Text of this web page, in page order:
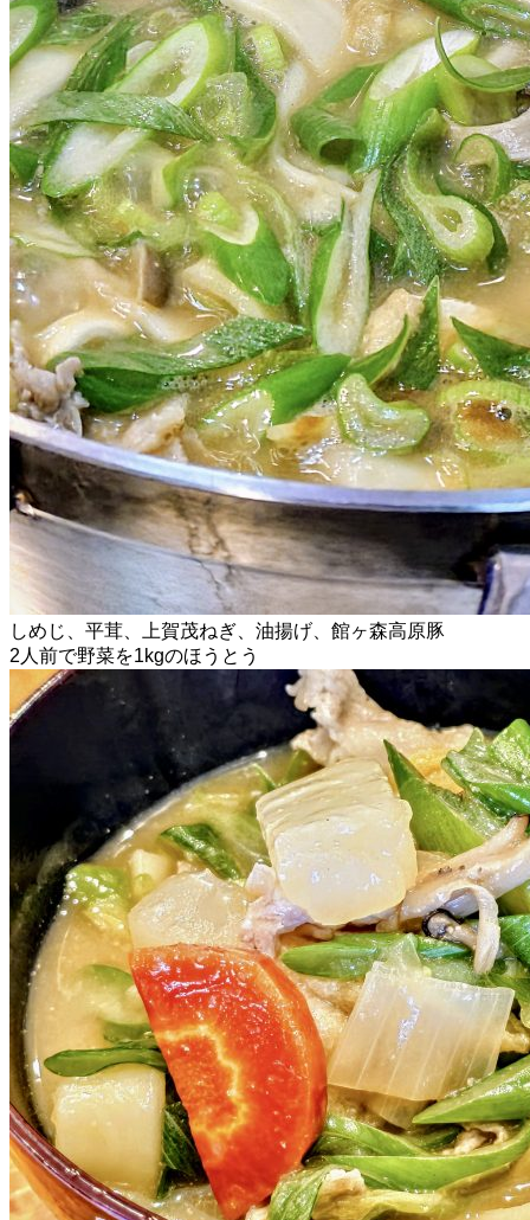
しめじ、平茸、上賀茂ねぎ、油揚げ、館ヶ森高原豚
2人前で野菜を1kgのほうとう